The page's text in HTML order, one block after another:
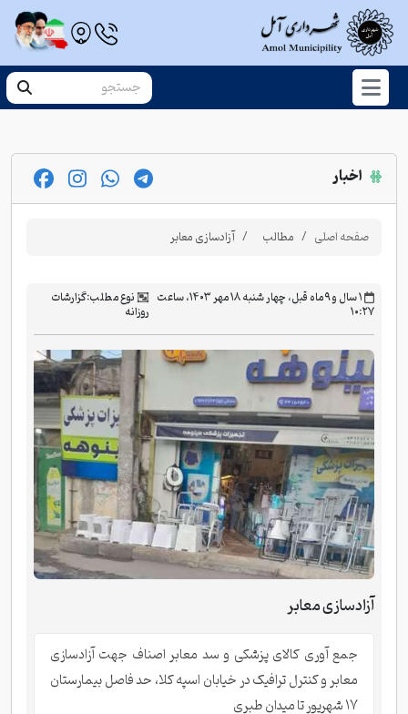
اخبار
صفحه اصلی مطالب آزادسازی معابر
‫۱ سال و ۹ ماه قبل، چهار شنبه ۱۸ مهر ۱۴۰۳، ساعت
۱۰:۲۷
نوع مطلب:گزارشات
روزانه
آزادسازی معابر
جمع آوری کالای پزشکی و سد معابر اصناف جهت آزادسازی
معابر و کنترل ترافیک در خیابان اسپه کلا، حد فاصل بیمارستان
۱۷ شهریور تا میدان طبری